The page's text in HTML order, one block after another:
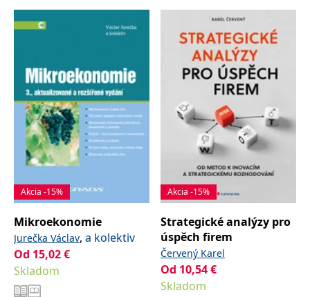
Akcia -15%
Mikroekonomie
Jurečka Václav, a kolektiv
Od 15,02€
Skladom
Akcia -15%
Strategické analýzy pro
úspěch firem
Červený Karel
Od 10,54€
Skladom